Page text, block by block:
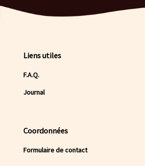
Liens utiles
F.A.Q.
Journal
Coordonnées
Formulaire de contact